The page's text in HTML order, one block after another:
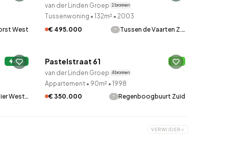
West
van der Linden Groep 2 bronnen
Tussenwoning • 132m² • 2003
€ 495.000
- Tussen de Vaarten Z.…
A++
West…
Pastelstraat 61 B
van der Linden Groep 4 bronnen
Appartement • 90m² • 1998
€ 350.000
- Regenboogbuurt Zuid
VERWIJDER